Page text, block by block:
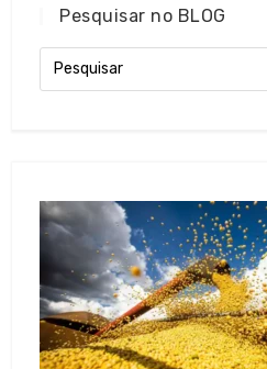
Pesquisar no BLOG